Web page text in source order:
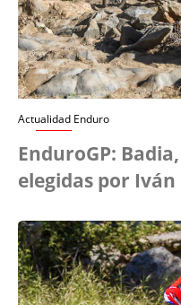
Actualidad Enduro
EnduroGP:
elegidas por